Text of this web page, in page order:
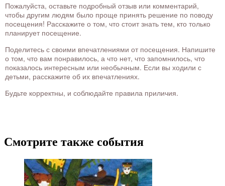
Пожалуйста, оставьте подробный отзыв или комментарий,
чтобы другим людям было проще принять решение по поводу
посещения! Расскажите о том, что стоит знать тем, кто только
планирует посещение.
Поделитесь с своими впечатлениями от посещения. Напишите
о том, что вам понравилось, а что нет, что запомнилось, что
показалось интересным или необычным. Если вы ходили с
детьми, расскажите об их впечатлениях.
Будьте корректны, и соблюдайте правила приличия.
Смотрите также события